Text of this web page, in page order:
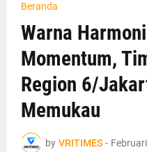
Beranda
Warna
Momentum,
Region 6/
Memukau
by VRITIMES -